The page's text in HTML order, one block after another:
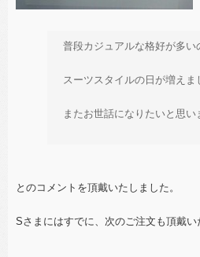
普段カジュアルな格好が多い
スーツスタイルの日が増えま
またお世話になりたいと思い
とのコメントを頂戴いたしました。
Sさまにはすでに、次のご注文も頂戴い